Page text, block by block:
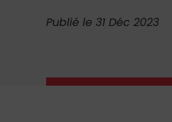
Publié le 31 Déc 2023